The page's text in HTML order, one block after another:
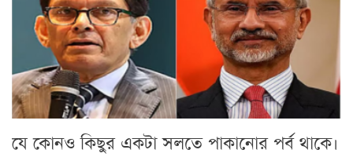
যে কোনও কিছুর একটা সলতে পাকানোর পর্ব থাকে।